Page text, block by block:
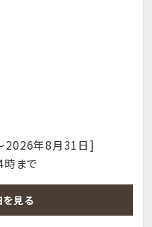
2026年8月31日]
まで
を見る